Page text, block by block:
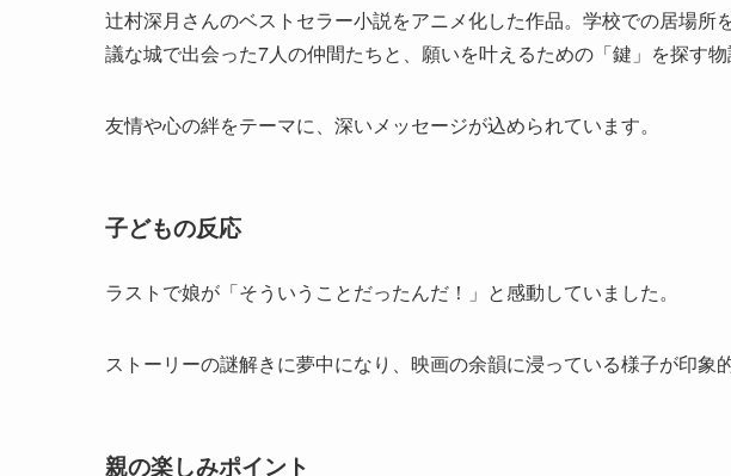
辻村深月さんのベストセラー小説をアニメ化した作品。学校での居場所
議な城で出会った7人の仲間たちと、願いを叶えるための「鍵」を探す物
友情や心の絆をテーマに、深いメッセージが込められています。
子どもの反応
ラストで娘が「そういうことだったんだ！」と感動していました。
ストーリーの謎解きに夢中になり、映画の余韻に浸っている様子が印象的
親の楽しみポイント